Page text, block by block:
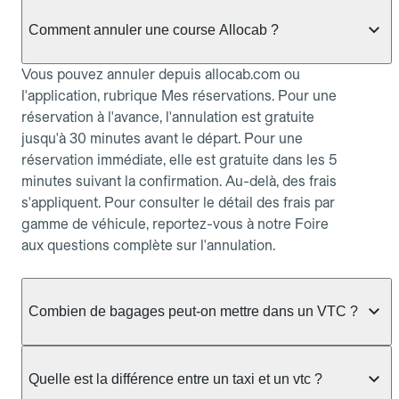
Comment annuler une course Allocab ?
Vous pouvez annuler depuis allocab.com ou
l'application, rubrique Mes réservations. Pour une
réservation à l'avance, l'annulation est gratuite
jusqu'à 30 minutes avant le départ. Pour une
réservation immédiate, elle est gratuite dans les 5
minutes suivant la confirmation. Au-delà, des frais
s'appliquent. Pour consulter le détail des frais par
gamme de véhicule, reportez-vous à notre Foire
aux questions complète sur l'annulation.
Combien de bagages peut-on mettre dans un VTC ?
réservée :
Quelle est la différence entre un taxi et un vtc ?